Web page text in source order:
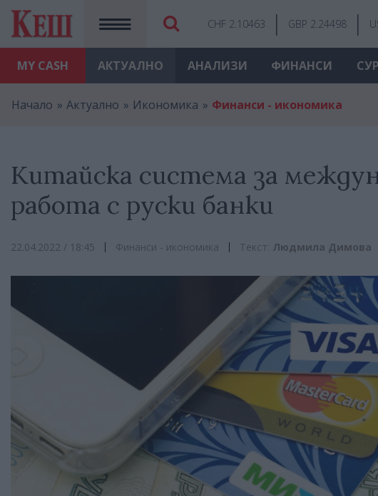
MY CASH
CHF 2.10463 GBP 2.24498
АКТУАЛНО АНАЛИЗИ ФИНАНСИ
Начало Актуално Икономика Финанси - икономика
Китайска система за
работа с руски банки
22.04.2022 / 18:45 Финанси - икономика Текст: Людмила Димова